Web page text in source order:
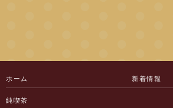
ホーム 新着情報
純喫茶